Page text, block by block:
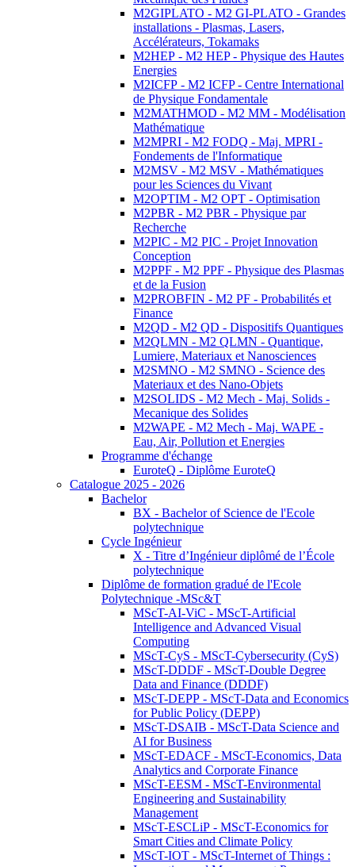
M2GIPLATO - M2 GI-PLATO - Grandes
installations - Plasmas, Lasers,
Accélérateurs, Tokamaks
M2HEP - M2 HEP - Physique des Hautes
Energies
M2ICFP - M2 ICFP - Centre International
de Physique Fondamentale
M2MATHMOD - M2 MM - Modélisation
Mathématique
M2MPRI - M2 FODQ - Maj. MPRI -
Fondements de l'Informatique
M2MSV - M2 MSV - Mathématiques
pour les Sciences du Vivant
M2OPTIM - M2 OPT - Optimisation
M2PBR - M2 PBR - Physique par
Recherche
M2PIC - M2 PIC - Projet Innovation
Conception
M2PPF - M2 PPF - Physique des Plasmas
et de la Fusion
M2PROBFIN - M2 PF - Probabilités et
Finance
M2QD - M2 QD - Dispositifs Quantiques
M2QLMN - M2 QLMN - Quantique,
Lumiere, Materiaux et Nanosciences
M2SMNO - M2 SMNO - Science des
Materiaux et des Nano-Objets
M2SOLIDS - M2 Mech - Maj. Solids -
Mecanique des Solides
M2WAPE - M2 Mech - Maj. WAPE -
Eau, Air, Pollution et Energies
Programme d'échange
EuroteQ - Diplôme EuroteQ
Catalogue 2025 - 2026
Bachelor
BX - Bachelor of Science de l'Ecole
polytechnique
Cycle Ingénieur
X - Titre d’Ingénieur diplômé de l’École
polytechnique
Diplôme de formation gradué de l'Ecole
Polytechnique -MSc&T
MScT-AI-ViC - MScT-Artificial
Intelligence and Advanced Visual
Computing
MScT-CyS - MScT-Cybersecurity (CyS)
MScT-DDDF - MScT-Double Degree
Data and Finance (DDDF)
MScT-DEPP - MScT-Data and Economics
for Public Policy (DEPP)
MScT-DSAIB - MScT-Data Science and
AI for Business
MScT-EDACF - MScT-Economics, Data
Analytics and Corporate Finance
MScT-EESM - MScT-Environmental
Engineering and Sustainability
Management
MScT-ESCLiP - MScT-Economics for
Smart Cities and Climate Policy
MScT-IOT - MScT-Internet of Things :